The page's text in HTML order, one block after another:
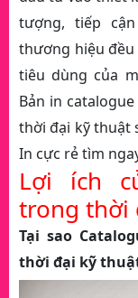
tượng, tiếp
thương hiệu
tiêu dùng của
Bản in
thời đại kỹ thuật
In cực rẻ tìm
Lợi ích
trong thời
Tại sao
thời đại kỹ